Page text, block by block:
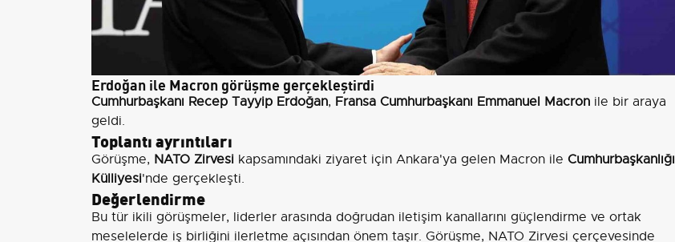
Erdoğan ile Macron görüşme gerçekleştirdi
Cumhurbaşkanı Recep Tayyip Erdoğan, Fransa Cumhurbaşkanı Emmanuel Macron ile bir araya
geldi.
Toplantı ayrıntıları
Görüşme, NATO Zirvesi kapsamındaki ziyaret için Ankara'ya gelen Macron ile Cumhurbaşkanlığı
Külliyesi'nde gerçekleşti.
Değerlendirme
Bu tür ikili görüşmeler, liderler arasında doğrudan iletişim kanallarını güçlendirme ve ortak
meselelerde iş birliğini ilerletme açısından önem taşır. Görüşme, NATO Zirvesi çerçevesinde